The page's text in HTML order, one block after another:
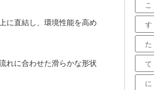
に直結し、環境性能を高め
れに合わせた滑らかな形状
こ
す
た
て
に